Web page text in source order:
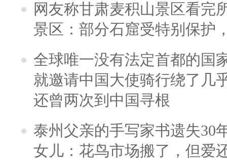
网友称甘肃麦积山景区看完
景区：部分石窟受特别保护
全球唯一没有法定首都的国
就邀请中国大使骑行绕了几
还曾两次到中国寻根
泰州父亲的手写家书遗失30
女儿：花鸟市场搬了，但爱